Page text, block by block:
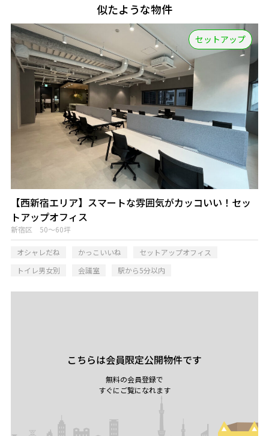
似たような物件
セットアップ
【西新宿エリア】スマートな雰囲気がカッコいい！セッ
トアップオフィス
新宿区 50～60坪
オシャレだね かっこいいね
セットアップオフィス
トイレ男女別
会議室 駅から5分以内
こちらは会員限定公開物件です
無料の会員登録で
すぐにご覧になれます